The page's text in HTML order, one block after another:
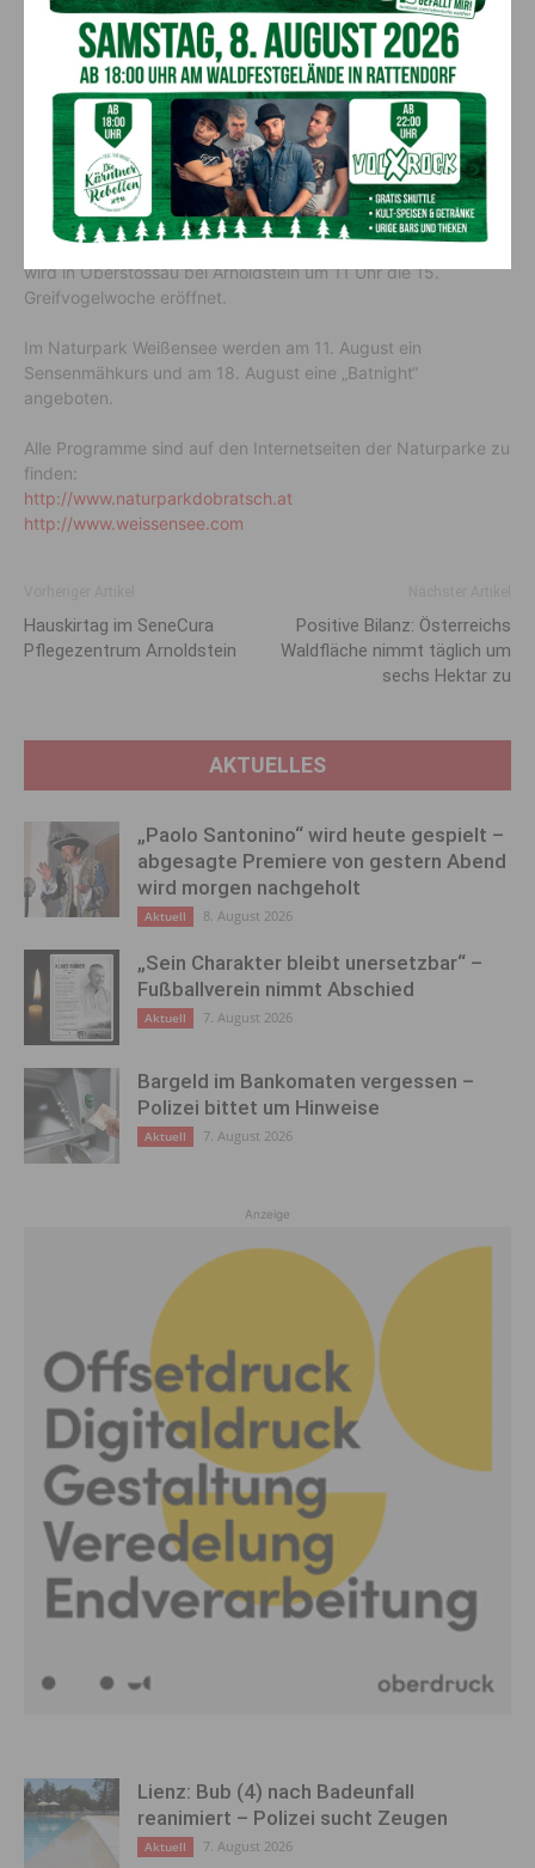
Zahlreiche Veranstaltungen im
Sommer
In der Sommersaison bieten die Naturparke zahlreiche tolle
Programme:
Am 13. August findet ab 19 Uhr beim Parkplatz Rosstratte am
Dobratsch das 29. Feuer in den Alpen statt, am 17. August
wird in Oberstossau bei Arnoldstein um 11 Uhr die 15.
Greifvogelwoche eröffnet.
Im Naturpark Weißensee werden am 11. August ein
Sensenmähkurs und am 18. August eine „Batnight“
angeboten.
Alle Programme sind auf den Internetseiten der Naturparke zu
finden:
http://www.naturparkdobratsch.at
http://www.weissensee.com
Hauskirtag im SeneCura
Pflegezentrum Arnoldstein
Positive Bilanz: Öster­reichs
Wald­fläche nimmt täglich um
sechs Hektar zu
AKTUELLES
„Paolo Santonino“ wird heute gespielt –
abgesagte Premiere von gestern Abend
wird morgen nachgeholt
Aktuell 8. August 2026
„Sein Charakter bleibt unersetzbar“ –
Fußballverein nimmt Abschied
Aktuell 7. August 2026
Bargeld im Bankomaten vergessen –
Polizei bittet um Hinweise
Aktuell 7. August 2026
Anzeige
Lienz: Bub (4) nach Badeunfall
reanimiert – Polizei sucht Zeugen
Aktuell 7. August 2026